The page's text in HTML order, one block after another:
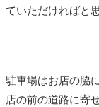
ていただければと
駐車場はお店の脇
店の前の道路に寄